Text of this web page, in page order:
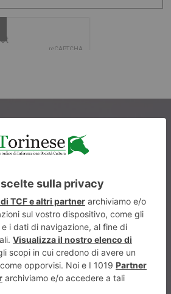
di Fertili
un inedito
Modugno